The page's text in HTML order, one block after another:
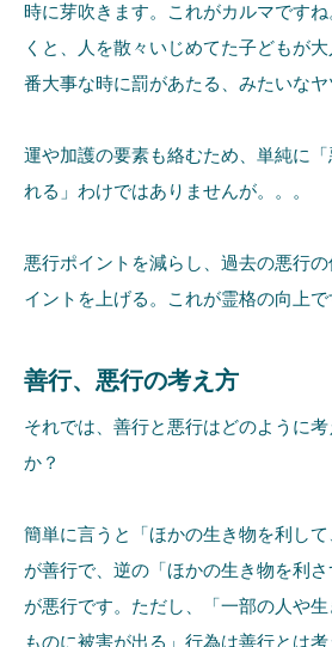
時に芽吹きます。これがカルマです
くと、人を散々いじめてた子どもが
番大事な時に罰があたる、みたいなヤ
運や加護の要素も絡むため、単純に
れる」わけではありませんが。。。
悪行ポイントを減らし、過去の悪行
イントを上げる。これが霊格の向上で
善行、悪行の考え方
それでは、善行と悪行はどのように
か？
簡単に言うと「ほかの生き物を利して
が善行で、逆の「ほかの生き物を利さ
が悪行です。ただし、「一部の人や
ものに被害が出る」行為は善行とは